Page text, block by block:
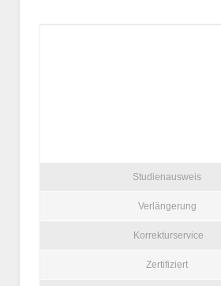
Studienausweis
Verlängerung
Korrekturservice
Zertifiziert